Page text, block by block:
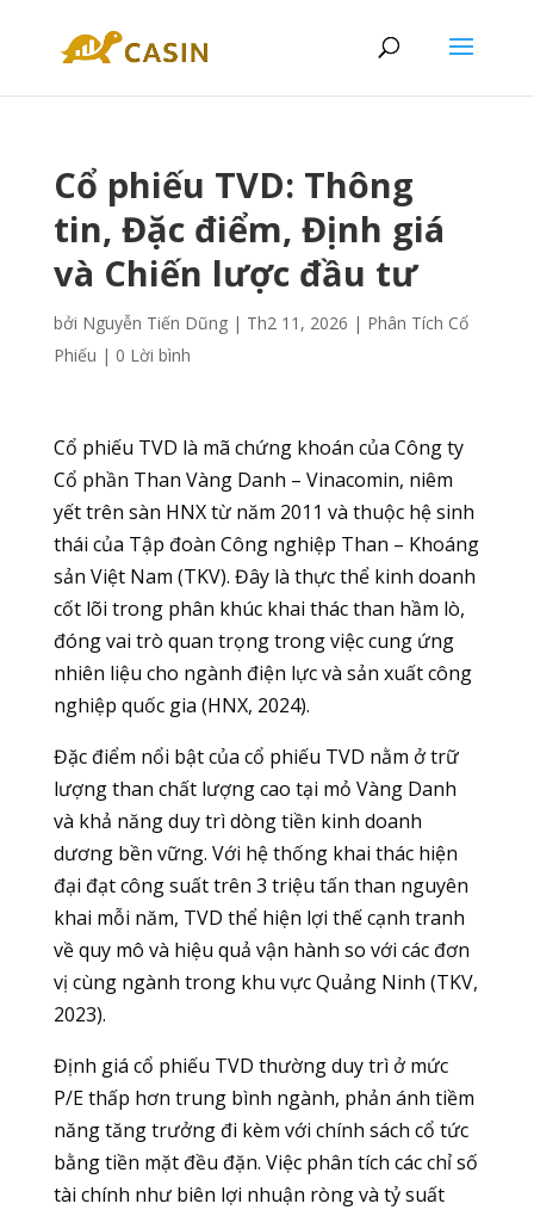
Cổ phiếu TVD: Thông
tin, Đặc điểm, Định giá
và Chiến lược đầu tư
bởi Nguyễn Tiến Dũng| Th2 11, 2026 | Phân Tích Cổ
Phiếu | 0 Lời bình
Cổ phiếu TVD là mã chứng khoán của Công ty
Cổ phần Than Vàng Danh – Vinacomin, niêm
yết trên sàn HNX từ năm 2011 và thuộc hệ sinh
thái của Tập đoàn Công nghiệp Than – Khoáng
sản Việt Nam (TKV). Đây là thực thể kinh doanh
cốt lõi trong phân khúc khai thác than hầm lò,
đóng vai trò quan trọng trong việc cung ứng
nhiên liệu cho ngành điện lực và sản xuất công
nghiệp quốc gia (HNX, 2024).
Đặc điểm nổi bật của cổ phiếu TVD nằm ở trữ
lượng than chất lượng cao tại mỏ Vàng Danh
và khả năng duy trì dòng tiền kinh doanh
dương bền vững. Với hệ thống khai thác hiện
đại đạt công suất trên 3 triệu tấn than nguyên
khai mỗi năm, TVD thể hiện lợi thế cạnh tranh
về quy mô và hiệu quả vận hành so với các đơn
vị cùng ngành trong khu vực Quảng Ninh (TKV,
2023).
Định giá cổ phiếu TVD thường duy trì ở mức
P/E thấp hơn trung bình ngành, phản ánh tiềm
năng tăng trưởng đi kèm với chính sách cổ tức
bằng tiền mặt đều đặn. Việc phân tích các chỉ số
tài chính như biên lợi nhuận ròng và tỷ suất